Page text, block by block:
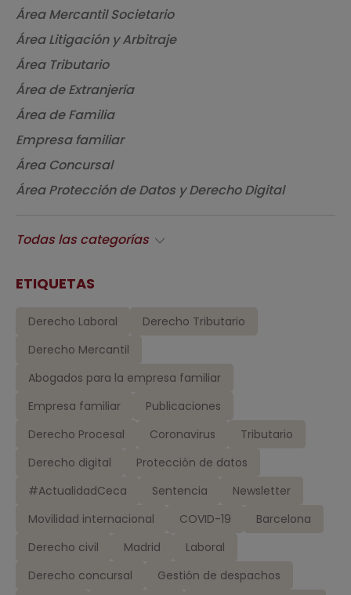
Área Mercantil Societario
Área Litigación y Arbitraje
Área Tributario
Área de Extranjería
Área de Familia
Empresa familiar
Área Concursal
Área Protección de Datos y Derecho Digital
Todas las categorías
ETIQUETAS
Derecho Laboral
Derecho Tributario
Derecho Mercantil
Abogados para la empresa familiar
Empresa familiar
Publicaciones
Derecho Procesal
Coronavirus
Tributario
Derecho digital
Protección de datos
#ActualidadCeca
Sentencia
Newsletter
Movilidad internacional
COVID-19
Barcelona
Derecho civil
Madrid
Laboral
Derecho concursal
Gestión de despachos